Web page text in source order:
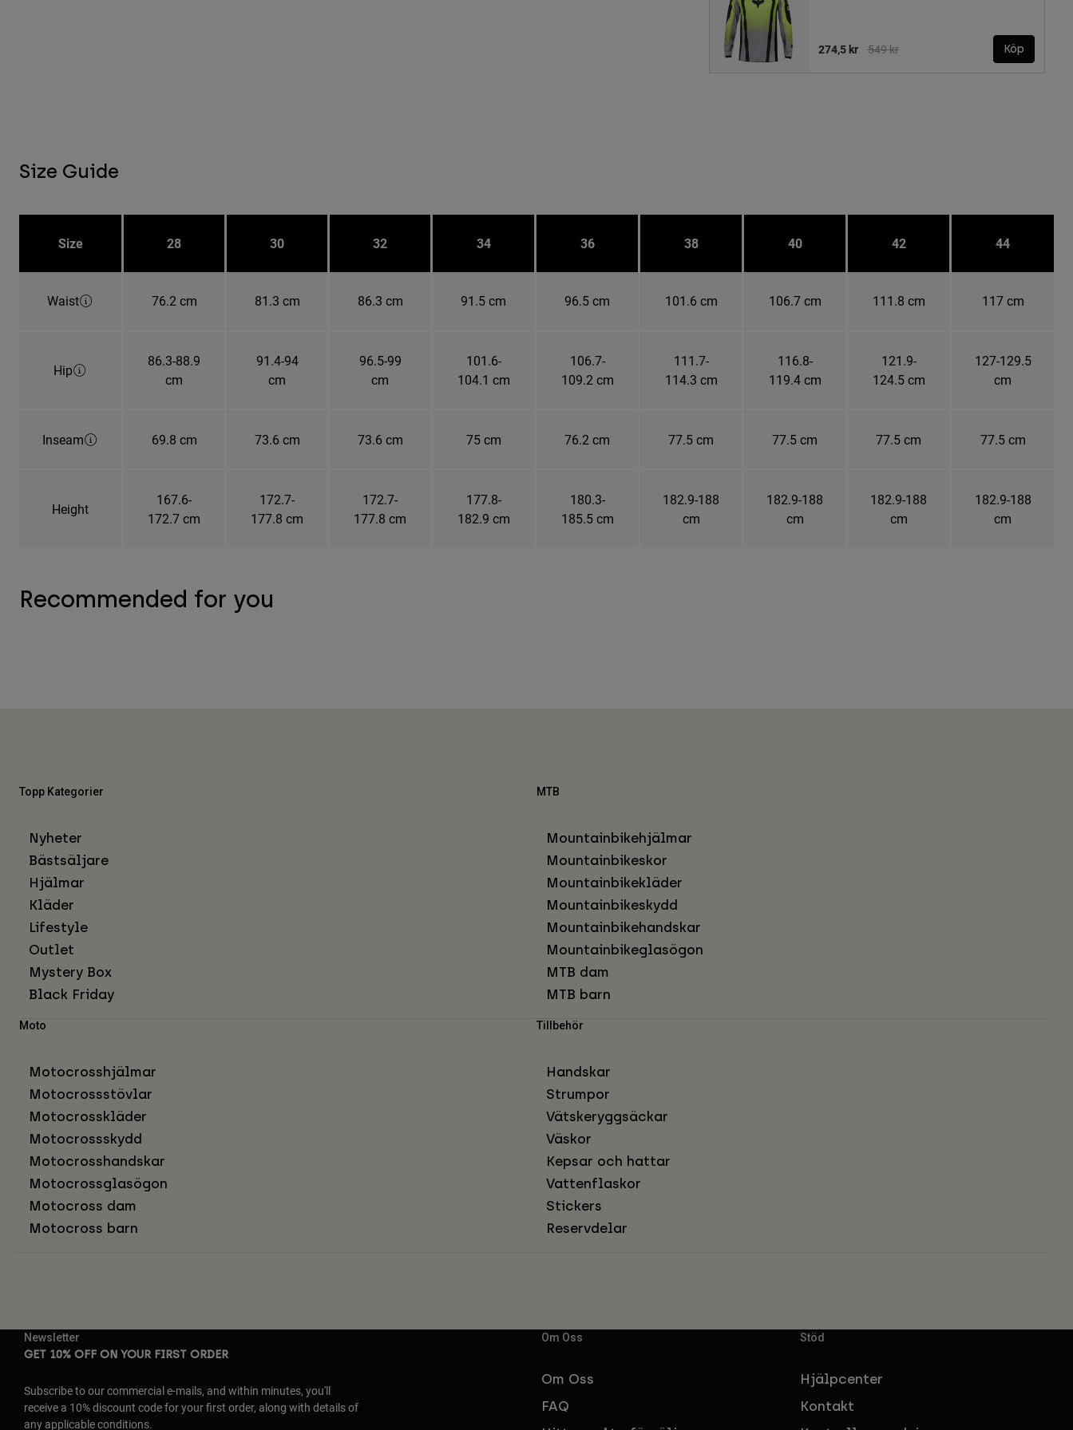
Price reduced from
549 krto
274,5 kr Köp
Size Guide
Size 28 30 32 34 36 38 40 42 44
Waist 76.2 cm 81.3 cm 86.3 cm 91.5 cm 96.5 cm 101.6 cm 106.7 cm 111.8 cm 117 cm
Hip
86.3-88.9
cm
91.4-94
cm
96.5-99
cm
101.6-
104.1 cm
106.7-
109.2 cm
111.7-
114.3 cm
116.8-
119.4 cm
121.9-
124.5 cm
127-129.5
cm
Inseam 69.8 cm 73.6 cm 73.6 cm 75 cm 76.2 cm 77.5 cm 77.5 cm 77.5 cm 77.5 cm
Height
167.6-
172.7 cm
172.7-
177.8 cm
172.7-
177.8 cm
177.8-
182.9 cm
180.3-
185.5 cm
182.9-188
cm
182.9-188
cm
182.9-188
cm
182.9-188
cm
Recommended for you
Topp Kategorier
Nyheter
Bästsäljare
Hjälmar
Kläder
Lifestyle
Outlet
Mystery Box
Black Friday
MTB
Mountainbikehjälmar
Mountainbikeskor
Mountainbikekläder
Mountainbikeskydd
Mountainbikehandskar
Mountainbikeglasögon
MTB dam
MTB barn
Moto
Motocrosshjälmar
Motocrossstövlar
Motocrosskläder
Motocrossskydd
Motocrosshandskar
Motocrossglasögon
Motocross dam
Motocross barn
Tillbehör
Handskar
Strumpor
Vätskeryggsäckar
Väskor
Kepsar och hattar
Vattenflaskor
Stickers
Reservdelar
Newsletter
GET 10% OFF ON YOUR FIRST ORDER
Subscribe to our commercial e-mails, and within minutes, you'll
receive a 10% discount code for your first order, along with details of
any applicable conditions.
Om Oss
Om Oss
FAQ
Stöd
Hjälpcenter
Kontakt